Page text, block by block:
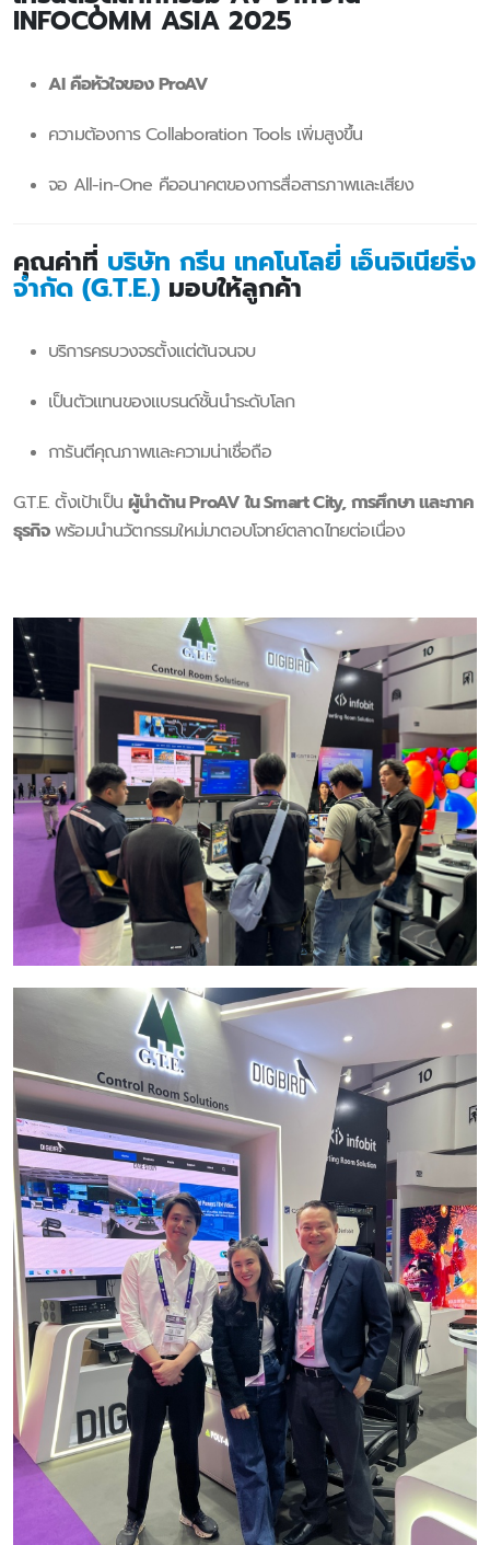
INFOCOMM ASIA 2025
AI คือหัวใจของ ProAV
ความต้องการ Collaboration Tools เพิ่มสูงขึ้น
จอ All-in-One คืออนาคตของการสื่อสารภาพและเสียง
คุณค่าที่ บริษัท กรีน เทคโนโลยี่ เอ็นจิเนียริ่ง
จำกัด (G.T.E.) มอบให้ลูกค้า
บริการครบวงจรตั้งแต่ต้นจนจบ
เป็นตัวแทนของแบรนด์ชั้นนำระดับโลก
การันตีคุณภาพและความน่าเชื่อถือ
G.T.E. ตั้งเป้าเป็นผู้นำด้าน ProAV ใน Smart City, การศึกษา และภาค
ธุรกิจพร้อมนำนวัตกรรมใหม่มาตอบโจทย์ตลาดไทยต่อเนื่อง